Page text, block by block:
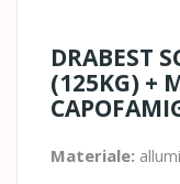
DRABEST
(125KG) +
Materiale: